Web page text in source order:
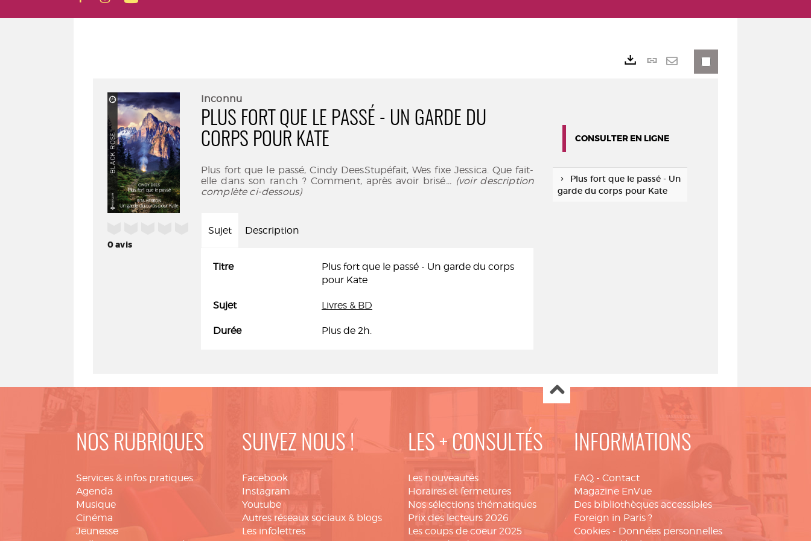
0avis
Inconnu
PLUS FORT QUE LE PASSÉ - UN GARDE DU
CORPS POUR KATE
Plus fort que le passé, Cindy DeesStupéfait, Wes fixe Jessica. Que fait-
elle dans son ranch ? Comment, après avoir brisé... (voir description
complète ci-dessous)
Sujet Description
Titre
Plus fort que le passé - Un garde du corps
pour Kate
Sujet Livres & BD
Durée Plus de 2h.
Lien
CONSULTER EN LIGNE
Plus fort que le passé - Un
garde du corps pour Kate
NOS RUBRIQUES
Services & infos pratiques
Agenda
Musique
Cinéma
Jeunesse
SUIVEZ NOUS !
Facebook
Instagram
Youtube
Autres réseaux sociaux & blogs
Les infolettres
LES + CONSULTÉS
Les nouveautés
Horaires et fermetures
Nos sélections thématiques
Prix des lecteurs 2026
Les coups de coeur 2025
INFORMATIONS
FAQ - Contact
Magazine EnVue
Des bibliothèques accessibles
Foreign in Paris ?
Cookies - Données personnelles